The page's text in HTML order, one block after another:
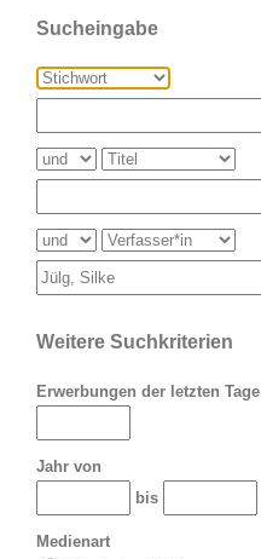
Sucheingabe
Weitere Suchkriterien
Erwerbungen der letzten Tage
Jahr von
bis
Medienart